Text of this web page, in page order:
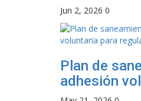
Jun 2, 2026 0
Plan de
adhesión